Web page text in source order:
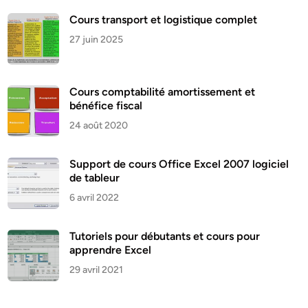
Cours transport et logistique complet
27 juin 2025
Cours comptabilité amortissement et
bénéfice fiscal
24 août 2020
Support de cours Office Excel 2007 logiciel
de tableur
6 avril 2022
Tutoriels pour débutants et cours pour
apprendre Excel
29 avril 2021